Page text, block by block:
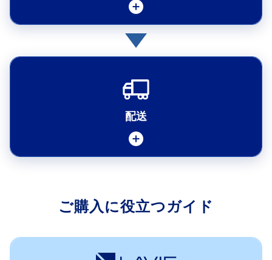
お支払方法について(個人)
配送
ご購入に役立つガイド